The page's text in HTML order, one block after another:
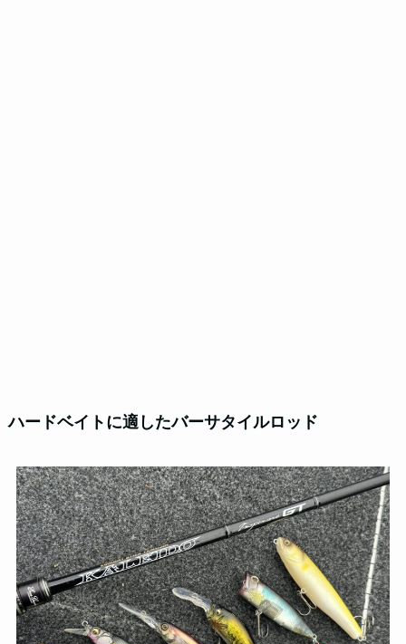
ハードベイトに適したバーサタイルロッド